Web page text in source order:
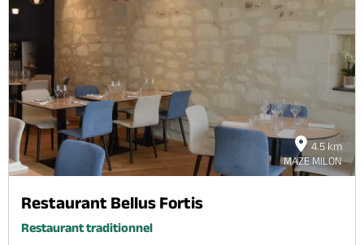
4.5 km
MAZE MILON
Restaurant Bellus Fortis
Restaurant traditionnel